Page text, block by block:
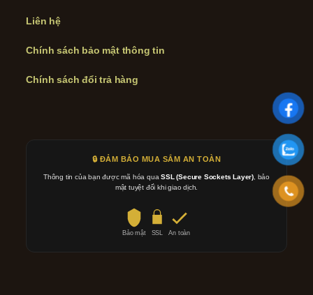
Liên hệ
Chính sách bảo mật thông tin
Chính sách đổi trả hàng
🔒 ĐẢM BẢO MUA SẮM AN TOÀN
Thông tin của bạn được mã hóa quaSSL (Secure Sockets Layer), bảo
mật tuyệt đối khi giao dịch.
Bảo mật SSL An toàn